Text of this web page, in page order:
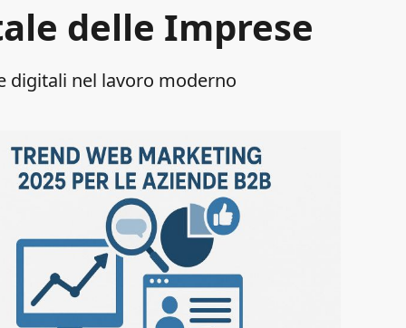
delle Imprese
digitali nel lavoro moderno